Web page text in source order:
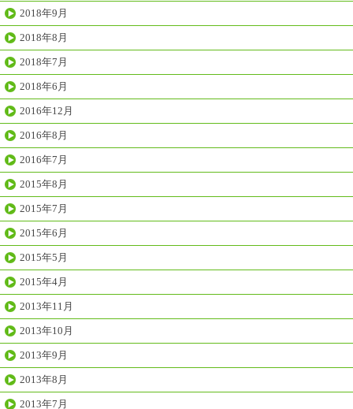
2018年9月
2018年8月
2018年7月
2018年6月
2016年12月
2016年8月
2016年7月
2015年8月
2015年7月
2015年6月
2015年5月
2015年4月
2013年11月
2013年10月
2013年9月
2013年8月
2013年7月